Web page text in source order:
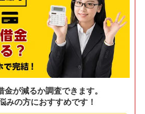
金が減るか調査できます。
みの方におすすめです！